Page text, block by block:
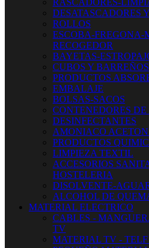
RASCADORES-
DESATASCADORES
ROLLOS
ESCOBA-FREGONA-
RECOGEDOR
BAYETAS-
CUBOS Y BARREÑOS
PRODUCTOS
EMBALAJE
BOLSAS-SACOS
CONTENEDORES
DESINFECTANTES
AMONIACO
PRODUCTOS
LIMPIEZA TEXTIL
ACCESORIOS
HOSTELERIA
DISOLVENTE-
ALCOHOL DE
MATERIAL ELECTRICO
CABLES -
TV
MATERIAL TV -